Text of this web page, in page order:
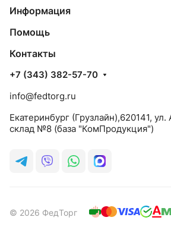
Информация
Помощь
Контакты
+7 (343) 382-57-70
info@fedtorg.ru
Екатеринбург (Грузлайн),620141, ул.
склад №8 (база "КомПродукция")
© 2026 ФедТорг